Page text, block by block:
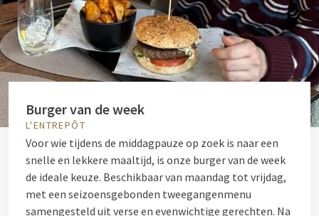
Burger van de week
L'ENTREPÔT
Voor wie tijdens de middagpauze op zoek is naar een
snelle en lekkere maaltijd, is onze burger van de week
de ideale keuze. Beschikbaar van maandag tot vrijdag,
met een seizoensgebonden tweegangenmenu
samengesteld uit verse en evenwichtige gerechten. Na